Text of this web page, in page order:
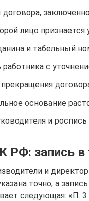
лицо
и табельный
с
основание
и
РФ: запись в
и
точно, а
следующая: «П. 3